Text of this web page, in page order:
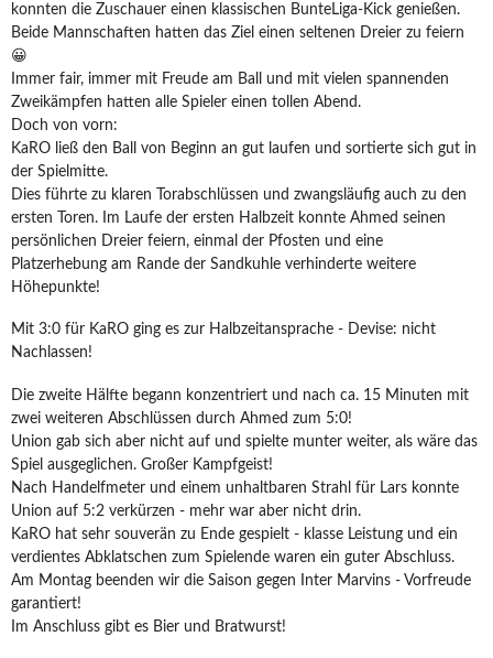
konnten die Zuschauer einen klassischen BunteLiga-Kick genießen.
Beide Mannschaften hatten das Ziel einen seltenen Dreier zu feiern
😀
Immer fair, immer mit Freude am Ball und mit vielen spannenden
Zweikämpfen hatten alle Spieler einen tollen Abend.
Doch von vorn:
KaRO ließ den Ball von Beginn an gut laufen und sortierte sich gut in
der Spielmitte.
Dies führte zu klaren Torabschlüssen und zwangsläufig auch zu den
ersten Toren. Im Laufe der ersten Halbzeit konnte Ahmed seinen
persönlichen Dreier feiern, einmal der Pfosten und eine
Platzerhebung am Rande der Sandkuhle verhinderte weitere
Höhepunkte!
Mit 3:0 für KaRO ging es zur Halbzeitansprache - Devise: nicht
Nachlassen!
Die zweite Hälfte begann konzentriert und nach ca. 15 Minuten mit
zwei weiteren Abschlüssen durch Ahmed zum 5:0!
Union gab sich aber nicht auf und spielte munter weiter, als wäre das
Spiel ausgeglichen. Großer Kampfgeist!
Nach Handelfmeter und einem unhaltbaren Strahl für Lars konnte
Union auf 5:2 verkürzen - mehr war aber nicht drin.
KaRO hat sehr souverän zu Ende gespielt - klasse Leistung und ein
verdientes Abklatschen zum Spielende waren ein guter Abschluss.
Am Montag beenden wir die Saison gegen Inter Marvins - Vorfreude
garantiert!
Im Anschluss gibt es Bier und Bratwurst!